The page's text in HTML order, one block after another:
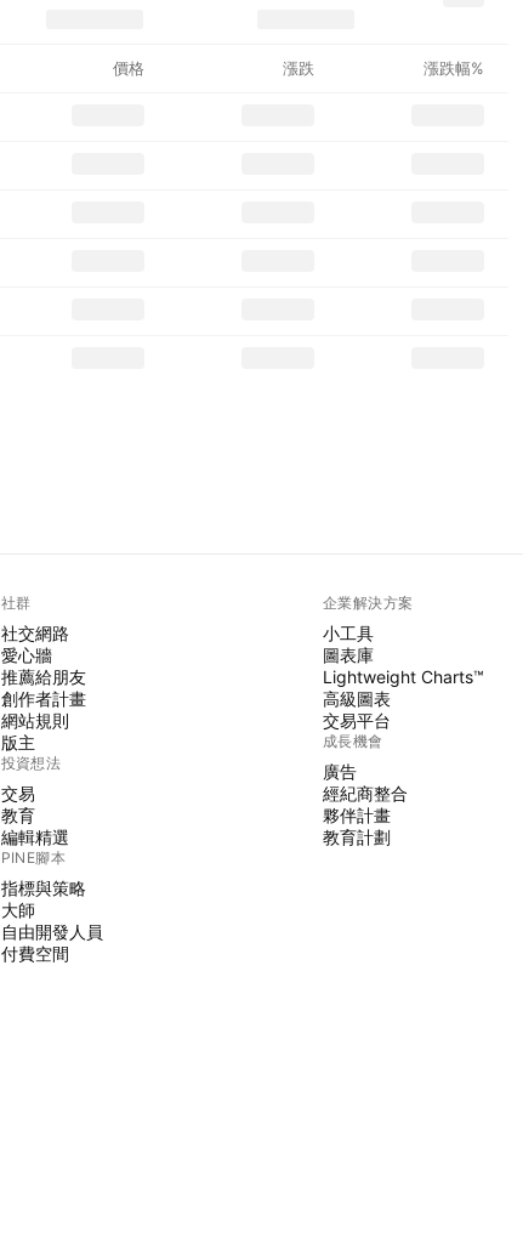
價格 漲跌 漲跌幅%
社群
社交網路
愛心牆
推薦給朋友
創作者計畫
網站規則
版主
投資想法
交易
教育
編輯精選
PINE腳本
指標與策略
大師
自由開發人員
付費空間
企業解決方案
小工具
圖表庫
Lightweight Charts™
高級圖表
交易平台
成長機會
廣告
經紀商整合
夥伴計畫
教育計劃